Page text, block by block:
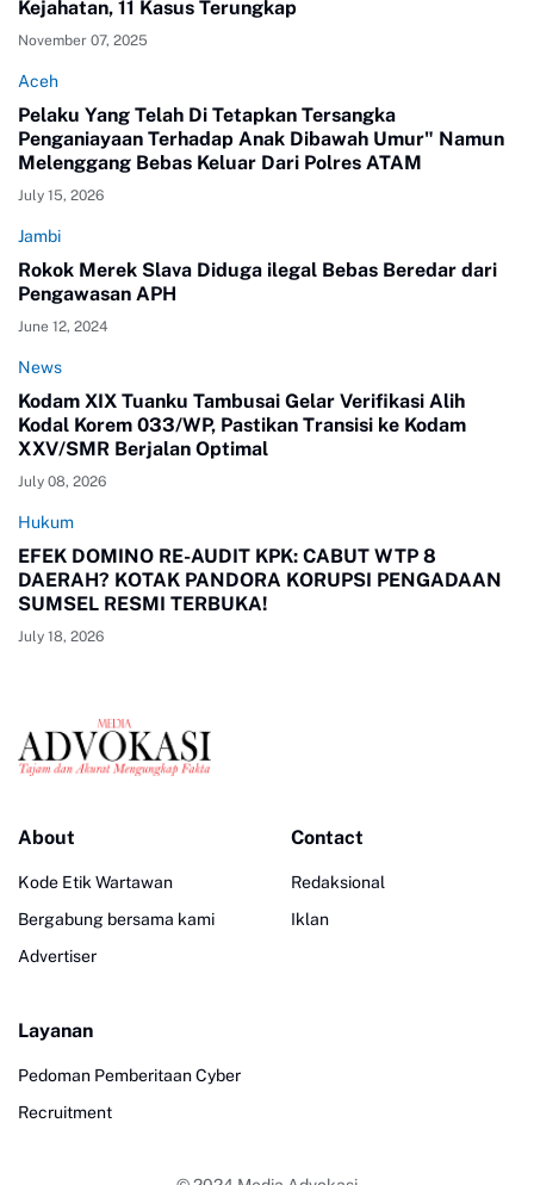
Kejahatan, 11 Kasus Terungkap
November 07, 2025
Aceh
Pelaku Yang Telah Di Tetapkan Tersangka
Penganiayaan Terhadap Anak Dibawah Umur" Namun
Melenggang Bebas Keluar Dari Polres ATAM
July 15, 2026
Jambi
Rokok Merek Slava Diduga ilegal Bebas Beredar dari
Pengawasan APH
June 12, 2024
News
Kodam XIX Tuanku Tambusai Gelar Verifikasi Alih
Kodal Korem 033/WP, Pastikan Transisi ke Kodam
XXV/SMR Berjalan Optimal
July 08, 2026
Hukum
EFEK DOMINO RE-AUDIT KPK: CABUT WTP 8
DAERAH? KOTAK PANDORA KORUPSI PENGADAAN
SUMSEL RESMI TERBUKA!
July 18, 2026
About
Kode Etik Wartawan
Bergabung bersama kami
Advertiser
Contact
Redaksional
Iklan
Layanan
Pedoman Pemberitaan Cyber
Recruitment